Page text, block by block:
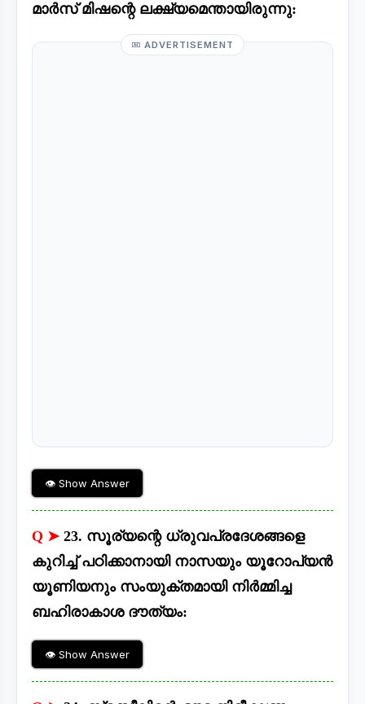
മാർസ് മിഷന്റെ ലക്ഷ്യമെന്തായിരുന്നു:
ADVERTISEMENT
👁 Show Answer
Q ➤ 23. സൂര്യന്റെ ധ്രുവപ്രദേശങ്ങളെ
കുറിച്ച് പഠിക്കാനായി നാസയും യൂറോപ്യൻ
യൂണിയനും സംയുക്തമായി നിർമ്മിച്ച
ബഹിരാകാശ ദൗത്യം:
👁 Show Answer